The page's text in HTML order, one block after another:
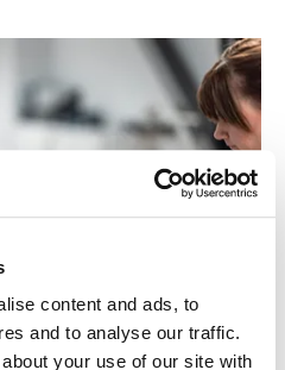
content and ads, to
and to analyse our traffic.
your use of our site with